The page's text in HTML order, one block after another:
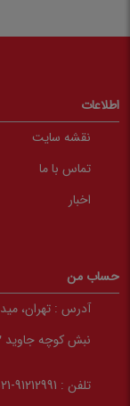
اطلاعات
نقشه سایت
تماس با ما
اخبار
حساب من
آدرس :
نبش کوچه جاوید 2، پلاک 2
تلفن : 91212991-021 , 66408640-021